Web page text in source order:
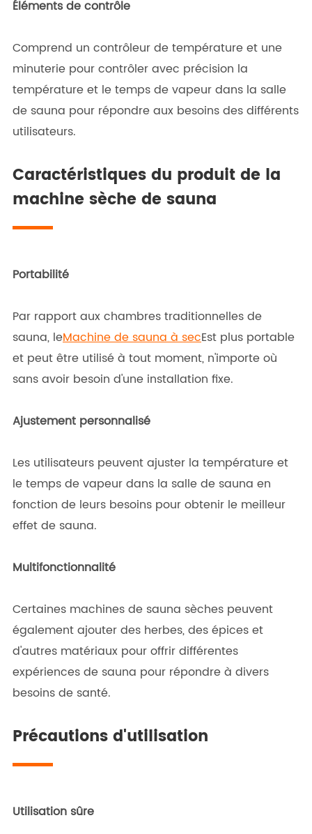
Éléments de contrôle
Comprend un contrôleur de température et une
minuterie pour contrôler avec précision la
température et le temps de vapeur dans la salle
de sauna pour répondre aux besoins des différents
utilisateurs.
Caractéristiques du produit de la
machine sèche de sauna
Portabilité
Par rapport aux chambres traditionnelles de
sauna, leMachine de sauna à secEst plus portable
et peut être utilisé à tout moment, n'importe où
sans avoir besoin d'une installation fixe.
Ajustement personnalisé
Les utilisateurs peuvent ajuster la température et
le temps de vapeur dans la salle de sauna en
fonction de leurs besoins pour obtenir le meilleur
effet de sauna.
Multifonctionnalité
Certaines machines de sauna sèches peuvent
également ajouter des herbes, des épices et
d'autres matériaux pour offrir différentes
expériences de sauna pour répondre à divers
besoins de santé.
Précautions d'utilisation
Utilisation sûre